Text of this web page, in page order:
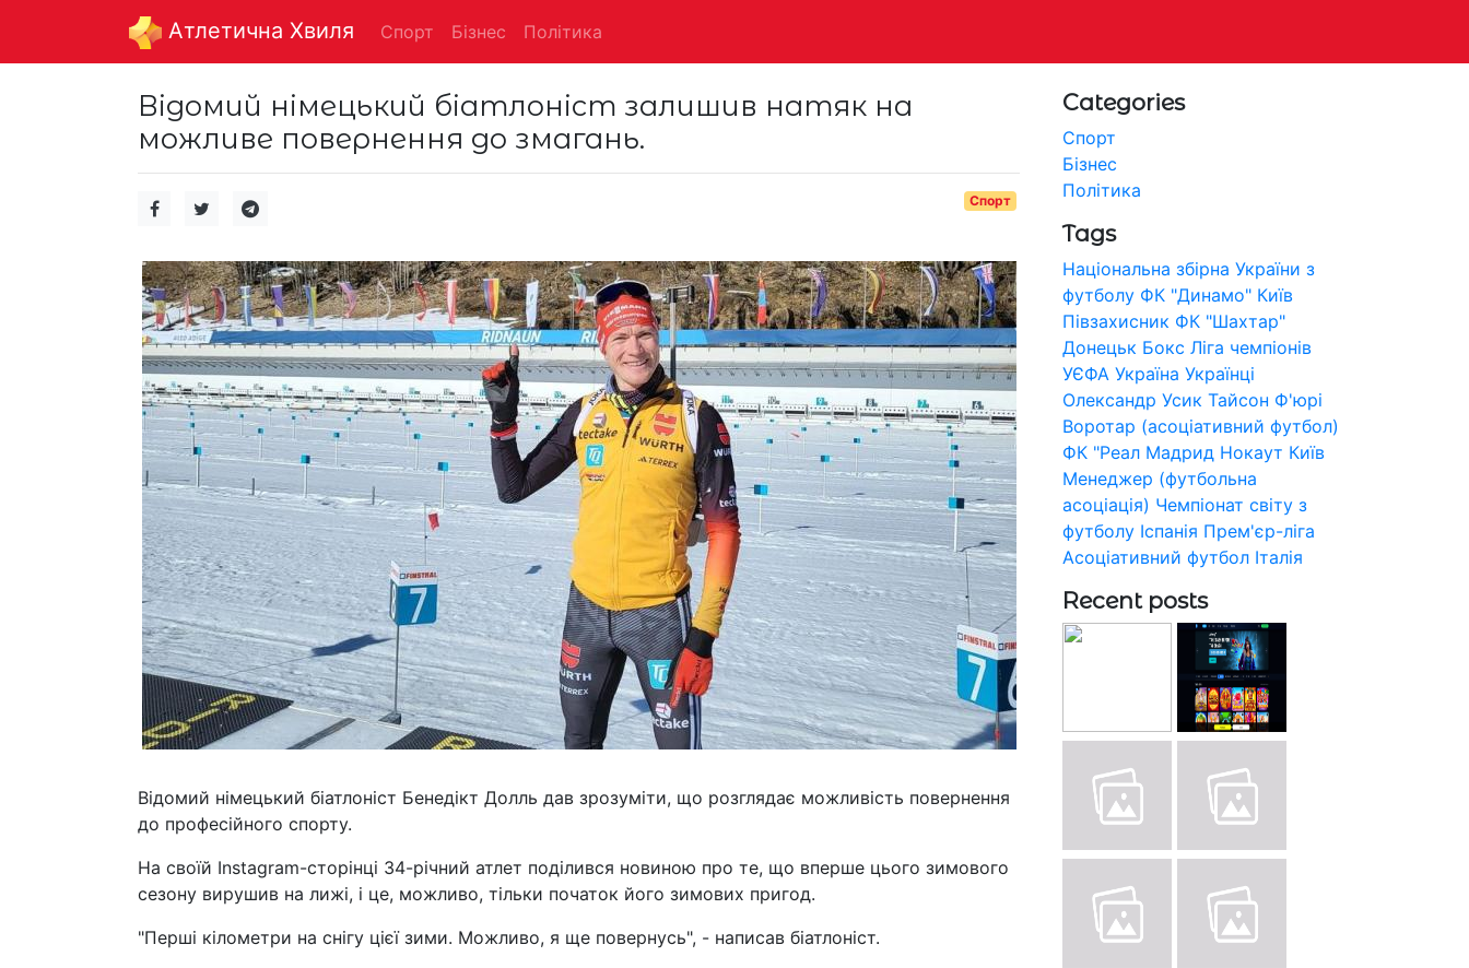
Aтлетична Хвиля Спорт Бізнес Політика
Відомий німецький біатлоніст залишив натяк на
можливе повернення до змагань.
Спорт
Відомий німецький біатлоніст Бенедікт Долль дав зрозуміти, що розглядає можливість повернення
до професійного спорту.
На своїй Instagram-сторінці 34-річний атлет поділився новиною про те, що вперше цього зимового
сезону вирушив на лижі, і це, можливо, тільки початок його зимових пригод.
"Перші кілометри на снігу цієї зими. Можливо, я ще повернусь", - написав біатлоніст.
Categories
Спорт
Бізнес
Політика
Tags
Національна збірна України з
футболу ФК "Динамо" Київ
Півзахисник ФК "Шахтар"
Донецьк Бокс Ліга чемпіонів
УЄФА Україна Українці
Олександр Усик Тайсон Ф'юрі
Воротар (асоціативний футбол)
ФК "Реал Мадрид Нокаут Київ
Менеджер (футбольна
асоціація) Чемпіонат світу з
футболу Іспанія Прем'єр-ліга
Асоціативний футбол Італія
Recent posts